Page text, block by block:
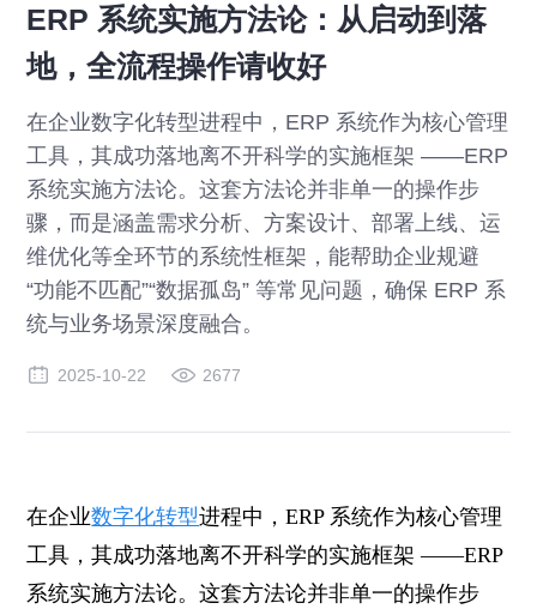
ERP 系统实施方法论：从启动到落
地，全流程操作请收好
在企业数字化转型进程中，ERP 系统作为核心管理
工具，其成功落地离不开科学的实施框架 ——ERP
系统实施方法论。这套方法论并非单一的操作步
骤，而是涵盖需求分析、方案设计、部署上线、运
维优化等全环节的系统性框架，能帮助企业规避
“功能不匹配”“数据孤岛” 等常见问题，确保 ERP 系
统与业务场景深度融合。
2025-10-22 2677
在企业数字化转型进程中，ERP 系统作为核心管理
工具，其成功落地离不开科学的实施框架 ——ERP
系统实施方法论。这套方法论并非单一的操作步